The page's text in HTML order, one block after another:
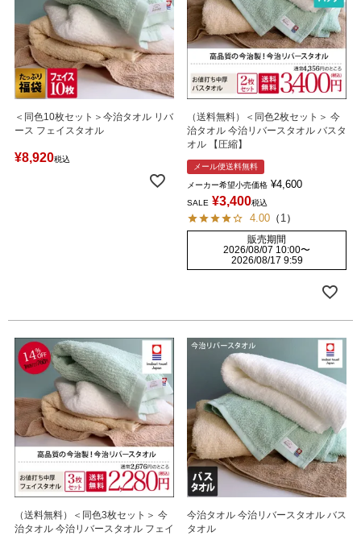
＜同色10枚セット＞今治タオル リバ
ース フェイスタオル
¥8,920税込
（送料無料）＜同色2枚セット＞ 今
治タオル 今治リバースタオル バスタ
オル 【圧縮】
メール便送料無料
メーカー希望小売価格 ¥4,600
SALE ¥3,400税込
4.00 （ 1）
販売期間
2026/08/07 10:00〜
2026/08/17 9:59
（送料無料）＜同色3枚セット＞ 今
治タオル 今治リバースタオル フェイ
今治タオル 今治リバースタオル バス
タオル